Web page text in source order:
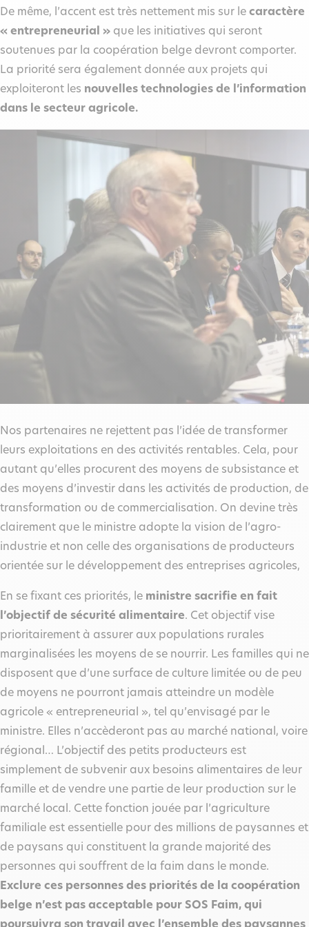
De même, l’accent est très nettement mis sur le caractère
« entrepreneurial » que les initiatives qui seront
soutenues par la coopération belge devront comporter.
La priorité sera également donnée aux projets qui
exploiteront les nouvelles technologies de l’information
dans le secteur agricole.
Nos partenaires ne rejettent pas l’idée de transformer
leurs exploitations en des activités rentables. Cela, pour
autant qu’elles procurent des moyens de subsistance et
des moyens d’investir dans les activités de production, de
transformation ou de commercialisation. On devine très
clairement que le ministre adopte la vision de l’agro-
industrie et non celle des organisations de producteurs
orientée sur le développement des entreprises agricoles,
En se fixant ces priorités, le ministre sacrifie en fait
l’objectif de sécurité alimentaire. Cet objectif vise
prioritairement à assurer aux populations rurales
marginalisées les moyens de se nourrir. Les familles qui ne
disposent que d’une surface de culture limitée ou de peu
de moyens ne pourront jamais atteindre un modèle
agricole « entrepreneurial », tel qu’envisagé par le
ministre. Elles n’accèderont pas au marché national, voire
régional… L’objectif des petits producteurs est
simplement de subvenir aux besoins alimentaires de leur
famille et de vendre une partie de leur production sur le
marché local. Cette fonction jouée par l’agriculture
familiale est essentielle pour des millions de paysannes et
de paysans qui constituent la grande majorité des
personnes qui souffrent de la faim dans le monde.
Exclure ces personnes des priorités de la coopération
belge n’est pas acceptable pour SOS Faim, qui